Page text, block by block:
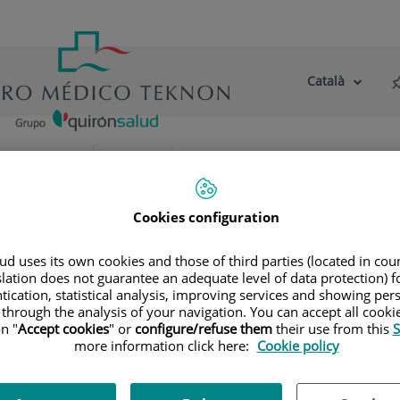
Selector
Llenguatge
Català
Traumatologia i cirurgia ortopèdica
Coneixem l'esport des de dins i sabem la tècnica
Cookies configuration
uses its own cookies and those of third parties (located in
does not guarantee an adequate level of data protection)
statistical analysis, improving services and showing
the analysis of your navigation. You can accept all
"Accept cookies" or configure/refuse themtheir use from this
more information click here: Cookie policy